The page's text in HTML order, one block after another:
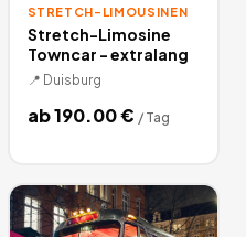
STRETCH-LIMOUSINEN
Stretch-Limosine
Towncar - extralang
📍 Duisburg
ab190.00€ / Tag